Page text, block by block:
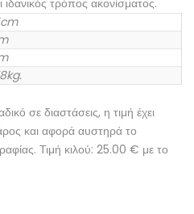
ιδανικός τρόπος ακονίσματος.
σε διαστάσεις, η τιμή έχει
και αφορά αυστηρά το
Τιμή κιλού: 25.00 € με το